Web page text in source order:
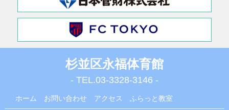
杉並区永福体育館
- TEL.03-3328-3146 -
ホーム お問い合わせ アクセス ふらっと教室